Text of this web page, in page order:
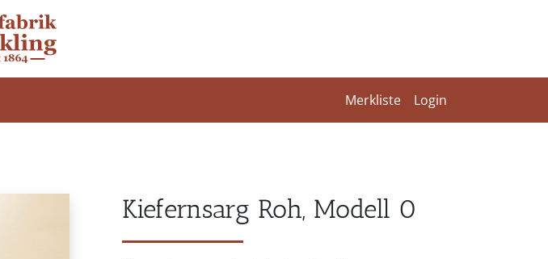
Merkliste Login
Kiefernsarg Roh, Modell 0